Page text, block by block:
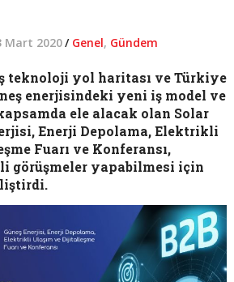
Mart 2020/ Genel, Gündem
teknoloji yol haritası ve Türkiye
enerjisindeki yeni iş model ve
ele alacak olan Solar
Enerji Depolama, Elektrikli
Fuarı ve Konferansı,
görüşmeler yapabilmesi için